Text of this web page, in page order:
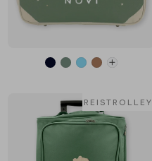
REISTROLLEY